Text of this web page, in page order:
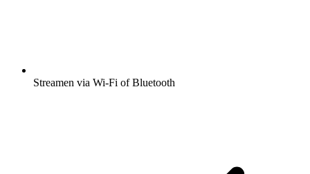
Streamen via Wi-Fi of Bluetooth